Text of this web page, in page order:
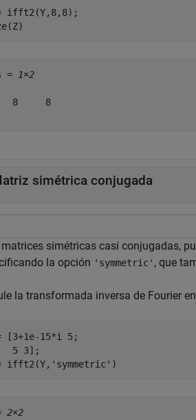
ifft2(Y,8,8);
= 1×2
8     8
simétrica conjugada
matrices simétricas casi conjugadas,
la opción 'symmetric' , que
la transformada inversa de Fourier
[3+1e-15*i 5;
5 3];
ifft2(Y, 'symmetric' )
2×2